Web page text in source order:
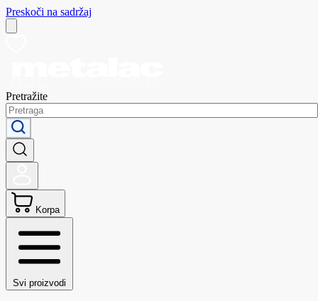
Preskoči na sadržaj
Pretražite
Korpa
Svi proizvodi